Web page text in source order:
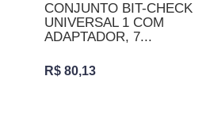
CONJUNTO BIT-CHECK
UNIVERSAL 1 COM
ADAPTADOR, 7...
R$ 80,13